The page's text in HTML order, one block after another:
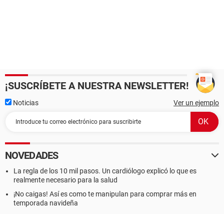
¡SUSCRÍBETE A NUESTRA NEWSLETTER!
Noticias Ver un ejemplo
NOVEDADES
La regla de los 10 mil pasos. Un cardiólogo explicó lo que es
realmente necesario para la salud
¡No caigas! Así es como te manipulan para comprar más en
temporada navideña